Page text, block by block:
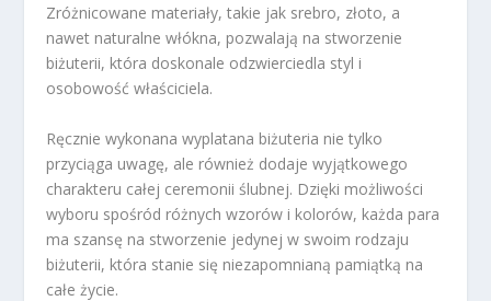
Zróżnicowane materiały, takie jak srebro, złoto, a
nawet naturalne włókna, pozwalają na stworzenie
biżuterii, która doskonale odzwierciedla styl i
osobowość właściciela.
Ręcznie wykonana wyplatana biżuteria nie tylko
przyciąga uwagę, ale również dodaje wyjątkowego
charakteru całej ceremonii ślubnej. Dzięki możliwości
wyboru spośród różnych wzorów i kolorów, każda para
ma szansę na stworzenie jedynej w swoim rodzaju
biżuterii, która stanie się niezapomnianą pamiątką na
całe życie.